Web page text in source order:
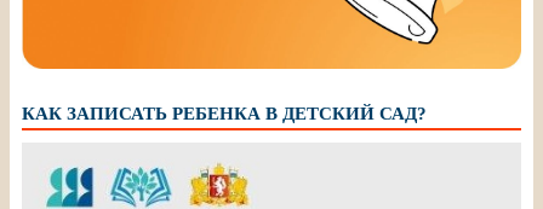
КАК ЗАПИСАТЬ РЕБЕНКА В ДЕТСКИЙ САД?